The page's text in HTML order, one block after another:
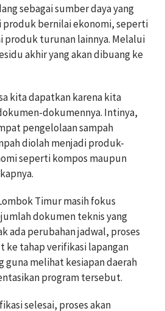
sebagai sumber daya yang
produk bernilai ekonomi, seperti
produk turunan lainnya. Melalui
akhir yang akan dibuang ke
kita dapatkan karena kita
dokumennya. Intinya,
pengelolaan sampah
diolah menjadi produk-
seperti kompos maupun
Timur masih fokus
dokumen teknis yang
ada perubahan jadwal, proses
ke tahap verifikasi lapangan
guna melihat kesiapan daerah
program tersebut.
selesai, proses akan